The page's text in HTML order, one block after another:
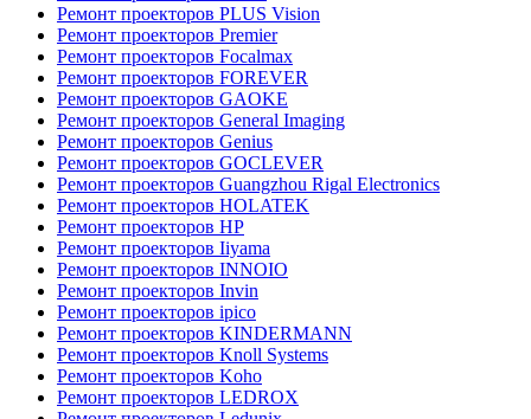
Ремонт проекторов PLUS Vision
Ремонт проекторов Premier
Ремонт проекторов Focalmax
Ремонт проекторов FOREVER
Ремонт проекторов GAOKE
Ремонт проекторов General Imaging
Ремонт проекторов Genius
Ремонт проекторов GOCLEVER
Ремонт проекторов Guangzhou Rigal Electronics
Ремонт проекторов HOLATEK
Ремонт проекторов HP
Ремонт проекторов Iiyama
Ремонт проекторов INNOIO
Ремонт проекторов Invin
Ремонт проекторов ipico
Ремонт проекторов KINDERMANN
Ремонт проекторов Knoll Systems
Ремонт проекторов Koho
Ремонт проекторов LEDROX